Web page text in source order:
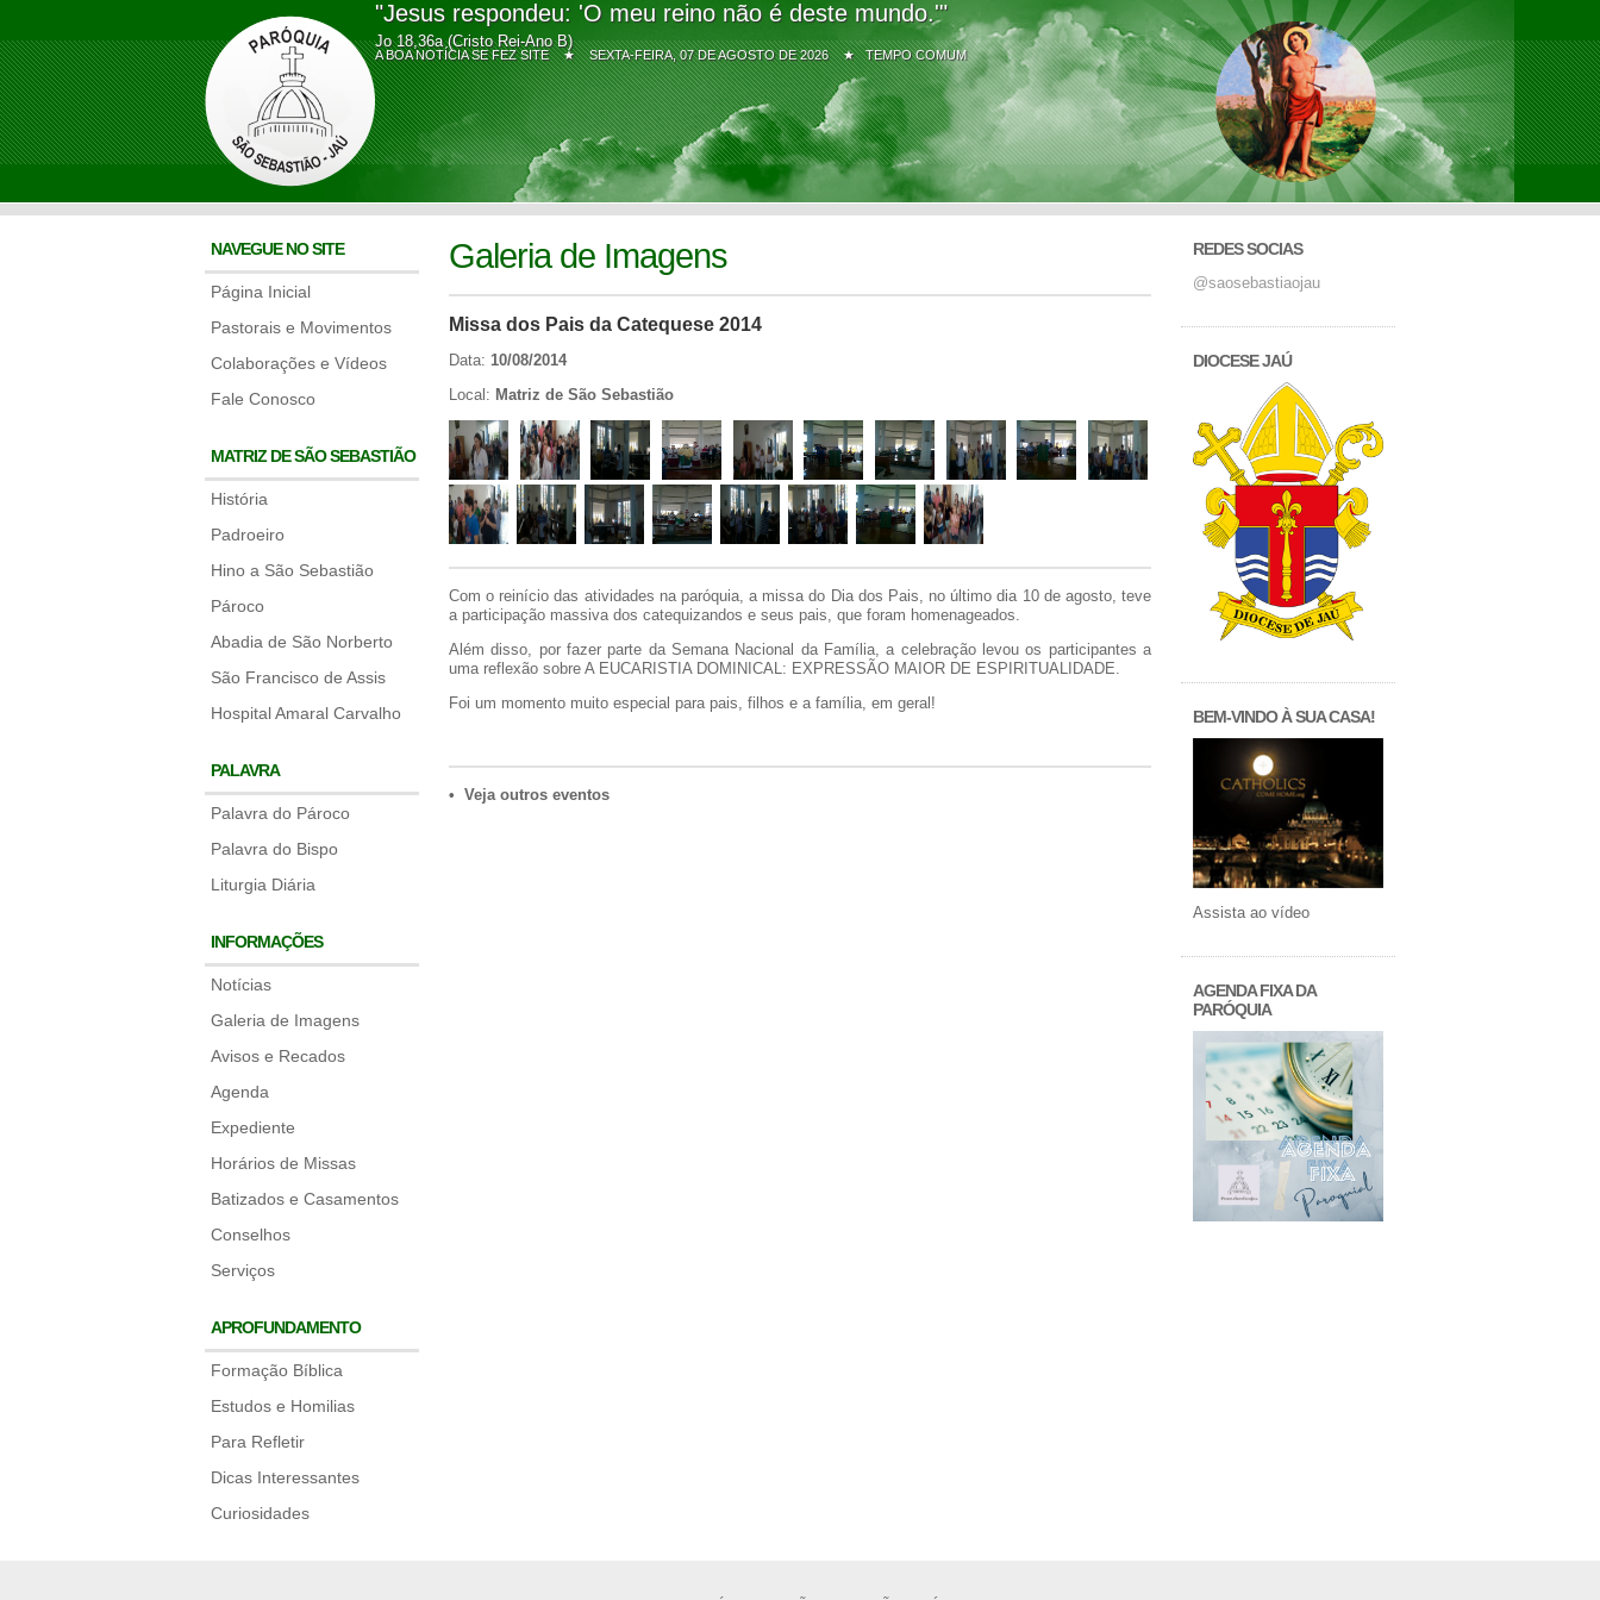
"Jesus respondeu: 'O meu reino não é deste mundo.'"
Jo 18,36a (Cristo Rei-Ano B)
A BOA NOTÍCIA SE FEZ SITE ★SEXTA-FEIRA, 07 DE AGOSTO DE 2026 ★ TEMPO COMUM
NAVEGUE NO SITE
Página Inicial
Pastorais e Movimentos
Colaborações e Vídeos
Fale Conosco
MATRIZ DE SÃO SEBASTIÃO
História
Padroeiro
Hino a São Sebastião
Pároco
Abadia de São Norberto
São Francisco de Assis
Hospital Amaral Carvalho
PALAVRA
Palavra do Pároco
Palavra do Bispo
Liturgia Diária
INFORMAÇÕES
Notícias
Galeria de Imagens
Avisos e Recados
Agenda
Expediente
Horários de Missas
Batizados e Casamentos
Conselhos
Serviços
APROFUNDAMENTO
Formação Bíblica
Estudos e Homilias
Para Refletir
Dicas Interessantes
Curiosidades
Galeria de Imagens
Missa dos Pais da Catequese 2014
Data: 10/08/2014
Local: Matriz de São Sebastião
Com o reinício das atividades na paróquia, a missa do Dia dos Pais, no último dia 10 de agosto, teve
a participação massiva dos catequizandos e seus pais, que foram homenageados.
Além disso, por fazer parte da Semana Nacional da Família, a celebração levou os participantes a
uma reflexão sobre A EUCARISTIA DOMINICAL: EXPRESSÃO MAIOR DE ESPIRITUALIDADE.
Foi um momento muito especial para pais, filhos e a família, em geral!
• Veja outros eventos
REDES SOCIAS
@saosebastiaojau
DIOCESE JAÚ
BEM-VINDO À SUA CASA!
Assista ao vídeo
AGENDA FIXA DA
PARÓQUIA